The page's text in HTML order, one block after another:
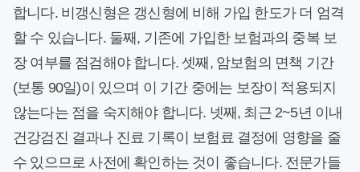
합니다. 비갱신형은 갱신형에 비해 가입 한도가 더 엄격
할 수 있습니다. 둘째, 기존에 가입한 보험과의 중복 보
장 여부를 점검해야 합니다. 셋째, 암보험의 면책 기간
(보통 90일)이 있으며 이 기간 중에는 보장이 적용되지
않는다는 점을 숙지해야 합니다. 넷째, 최근 2~5년 이내
건강검진 결과나 진료 기록이 보험료 결정에 영향을 줄
수 있으므로 사전에 확인하는 것이 좋습니다. 전문가들